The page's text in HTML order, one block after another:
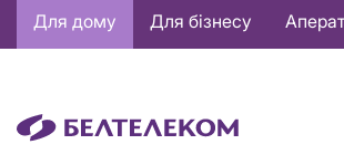
Основная
навигация
Для дому Для бізнесу